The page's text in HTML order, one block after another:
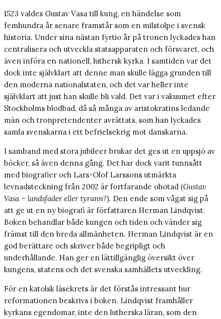
1523 valdes Gustav Vasa till kung, en händelse som
femhundra år senare framstår som en milstolpe i svensk
historia. Under sina nästan fyrtio år på tronen lyckades han
centralisera och utveckla statsapparaten och försvaret, och
även införa en nationell, luthersk kyrka. I samtiden var det
dock inte självklart att denne man skulle lägga grunden till
den moderna nationalstaten, och det var heller inte
självklart att just han skulle bli vald. Det var i vakuumet efter
Stockholms blodbad, då så många av aristokratins ledande
män och tronpretendenter avrättats, som han lyckades
samla svenskarna i ett befrielsekrig mot danskarna.
I samband med stora jubileer brukar det ges ut en uppsjö av
böcker, så även denna gång. Det har dock varit tunnsått
med biografier och Lars-Olof Larssons utmärkta
levnadsteckning från 2002 är fortfarande ohotad (Gustav
Vasa – landsfader eller tyrann?). Den ende som vågat sig på
att ge ut en ny biografi är författaren Herman Lindqvist.
Boken behandlar både kungen och tiden och vänder sig
främst till den breda allmänheten. ­Herman Lindqvist är en
god berättare och skriver både begripligt och
underhållande. Han ger en lättillgänglig översikt över
kungens, statens och det svenska samhällets utveckling.
För en katolsk läsekrets är det förstås intressant hur
reformationen beskrivs i boken. Lindqvist framhåller
kyrkans egendomar, inte den lutherska läran, som den